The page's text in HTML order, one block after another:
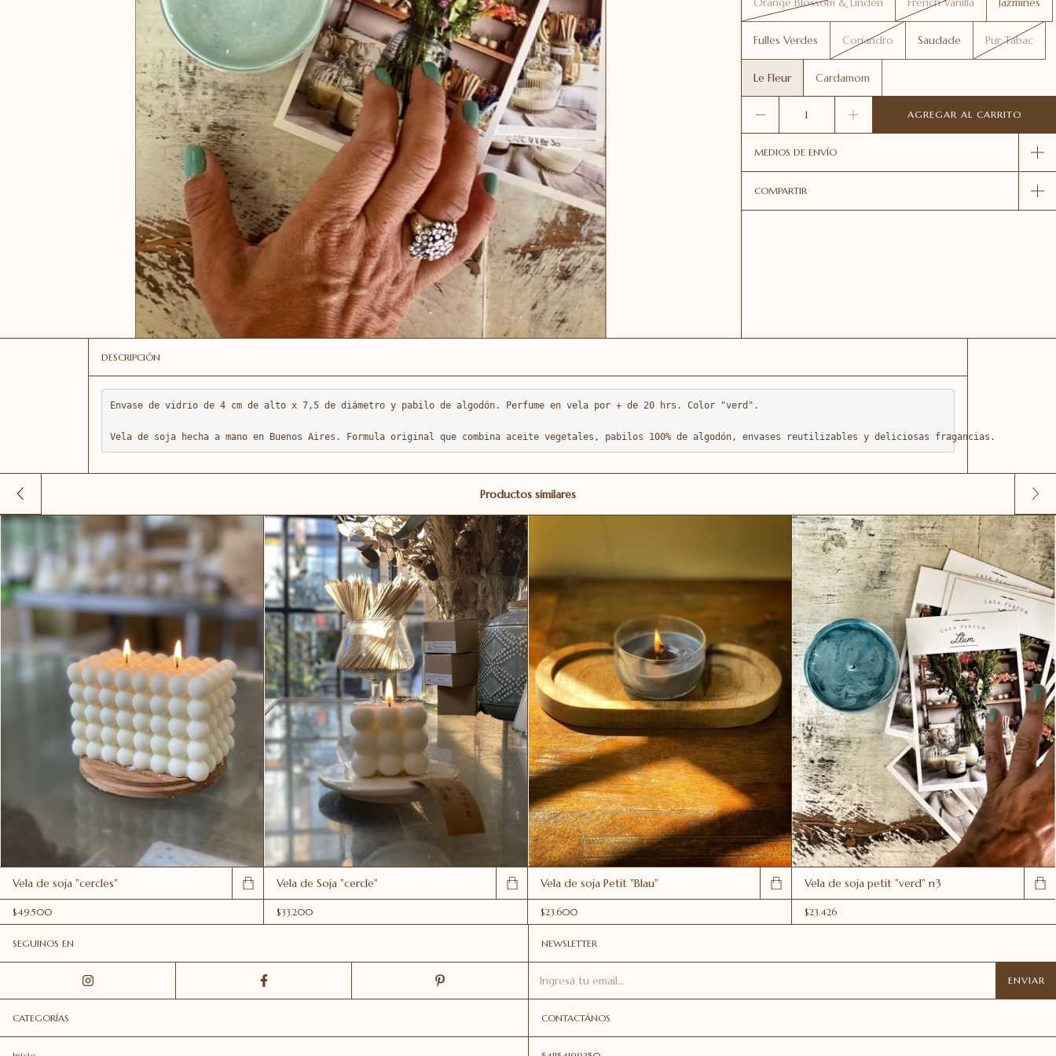
Fulles Verdes Coriandro Saudade Pur Tabac
Le Fleur Cardamom
MEDIOS DE ENVÍO
COMPARTIR
DESCRIPCIÓN
Envase de vidrio de 4 cm de alto x 7,5 de diámetro y pabilo de algodón. Perfume en vela por + de 20 hrs. Color "verd".
Vela de soja hecha a mano en Buenos Aires. Formula original que combina aceite vegetales, pabilos 100% de algodón, envases reutilizables y deliciosas fragancias.
Productos similares
Vela de soja "cercles"
$49.500
Vela de Soja "cercle"
$33.200
Vela de soja Petit "Blau"
$23.600
Vela de soja petit "verd" n3
$23.426
SEGUINOS EN NEWSLETTER
CATEGORÍAS CONTACTÁNOS